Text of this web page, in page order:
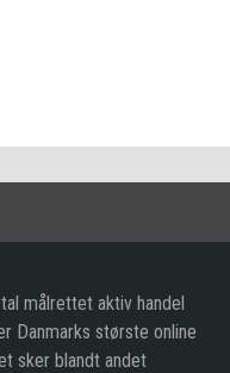
målrettet aktiv handel
Danmarks største online
sker blandt andet